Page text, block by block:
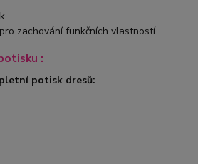
zachování funkčních vlastností
:
potisk dresů: